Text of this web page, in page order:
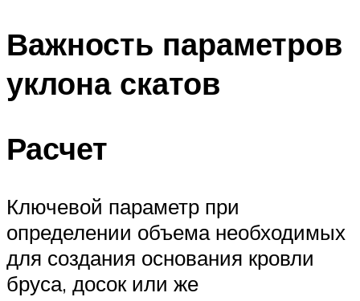
Важность параметров
уклона скатов
Расчет
Ключевой параметр при
определении объема необходимых
для создания основания кровли
бруса, досок или же